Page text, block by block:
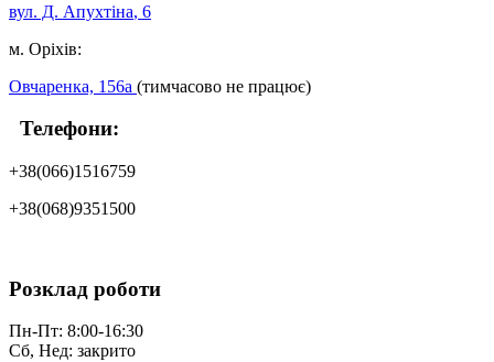
вул. Д. Апухтіна, 6
м. Оріхів:
Овчаренка, 156а (тимчасово не працює)
Телефони:
+38(066)1516759
+38(068)9351500
Розклад роботи
Пн-Пт: 8:00-16:30
Сб, Нед: закрито